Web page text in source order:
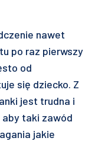
nawet
po raz pierwszy
od
się dziecko. Z
jest trudna i
taki zawód
jakie